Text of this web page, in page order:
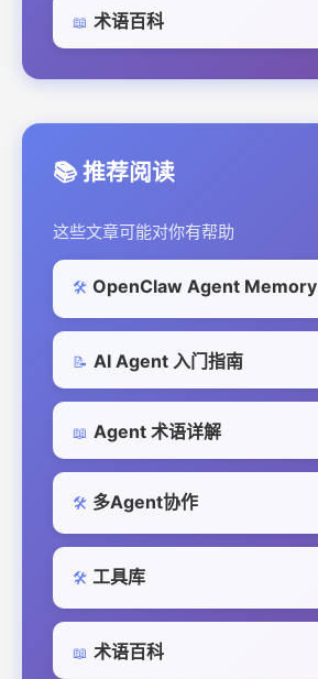
📖 术语百科
📚 推荐阅读
这些文章可能对你有帮助
🛠️ OpenClaw Agent Memory
📝 AI Agent 入门指南
📖 Agent 术语详解
🛠️ 多Agent协作
🛠️ 工具库
📖 术语百科